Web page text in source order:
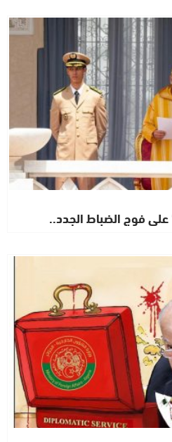
فوج الضباط الجدد..